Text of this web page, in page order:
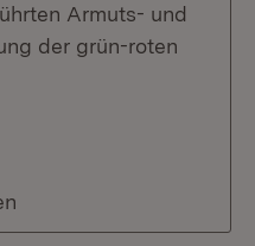
Armuts- und
der grün-roten